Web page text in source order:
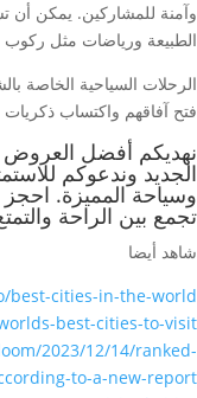
وآمنة للمشاركين. يمكن
الطبيعة ورياضات مثل ركوب
الرحلات السياحية الخاصة
فتح آفاقهم واكتساب ذكريات
نهديكم أفضل العروض
الجديد وندعوكم
وسياحة المميزة. احجز
تجمع بين الراحة
شاهد أيضا
best-cities-in-the-world
best-cities-to-visit/
2023/12/14/ranked-
to-a-new-report/